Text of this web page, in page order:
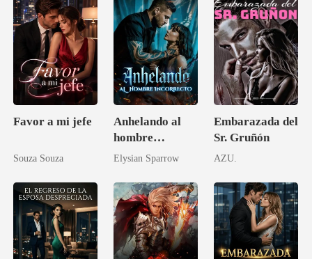
Favor a mi jefe
Souza Souza
Anhelando al
hombre
incorrecto
Elysian Sparrow
Embarazada del
Sr. Gruñón
AZU.